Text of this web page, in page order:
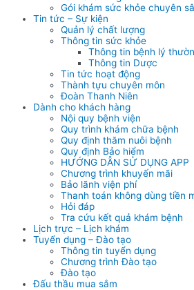
Gói khám sức khỏe chuyên
Tin tức – Sự kiện
Quản lý chất lượng
Thông tin sức khỏe
Thông tin bệnh lý
Thông tin Dược
Tin tức hoạt động
Thành tựu chuyên môn
Đoàn Thanh Niên
Dành cho khách hàng
Nội quy bệnh viện
Quy trình khám chữa bệnh
Quy định thăm nuôi bệnh
Quy định Bảo hiểm
HƯỚNG DẪN SỬ DỤNG APP
Chương trình khuyến mãi
Bảo lãnh viện phí
Thanh toán không dùng tiền
Hỏi đáp
Tra cứu kết quả khám bệnh
Lịch trực – Lịch khám
Tuyển dụng – Đào tạo
Thông tin tuyển dụng
Chương trình Đào tạo
Đào tạo
Đấu thầu mua sắm